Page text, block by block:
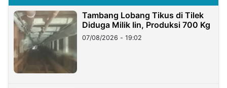
Tambang Lobang Tikus di Tilek
Diduga Milik Iin, Produksi 700 Kg
07/08/2026 - 19:02